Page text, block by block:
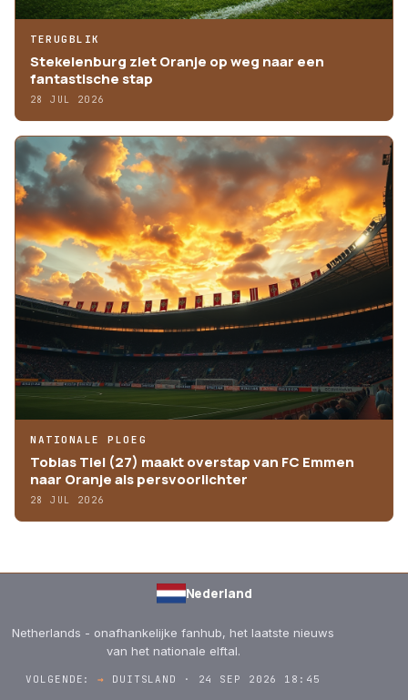
TERUGBLIK
Stekelenburg ziet Oranje op weg naar een
fantastische stap
28 JUL 2026
NATIONALE PLOEG
Tobias Tiel (27) maakt overstap van FC Emmen
naar Oranje als persvoorlichter
28 JUL 2026
Nederland
Netherlands - onafhankelijke fanhub, het laatste nieuws
van het nationale elftal.
VOLGENDE:→ DUITSLAND · 24 SEP 2026 18:45